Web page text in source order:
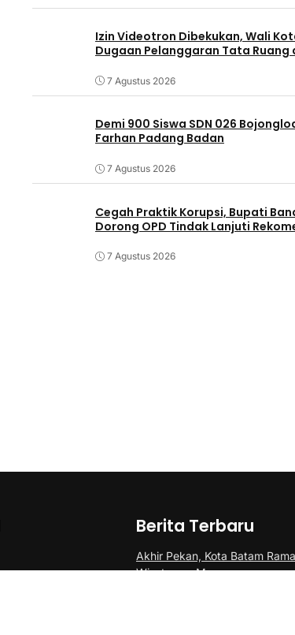
Izin Videotron Dibekukan, Wali
Dugaan Pelanggaran Tata Ruang
7 Agustus 2026
Demi 900 Siswa SDN 026
Farhan Padang Badan
7 Agustus 2026
Cegah Praktik Korupsi, Bupati
Dorong OPD Tindak Lanjuti
7 Agustus 2026
Berita Terbaru
Akhir Pekan, Kota Batam
Wisatawan Mancanegara